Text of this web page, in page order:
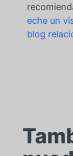
eche un
blog